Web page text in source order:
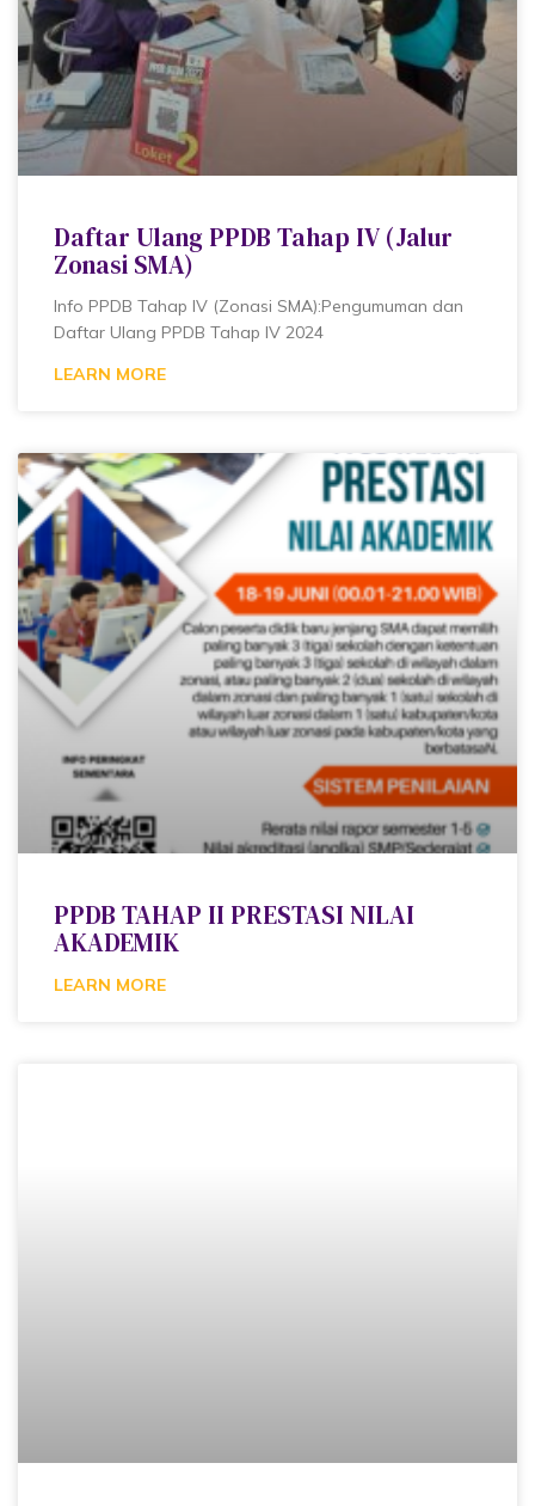
Daftar Ulang PPDB Tahap IV (Jalur
Zonasi SMA)
Info PPDB Tahap IV (Zonasi SMA):Pengumuman dan
Daftar Ulang PPDB Tahap IV 2024
LEARN MORE
PPDB TAHAP II PRESTASI NILAI
AKADEMIK
LEARN MORE